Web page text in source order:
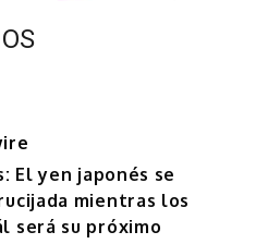
El yen japonés se
mientras los
será su próximo